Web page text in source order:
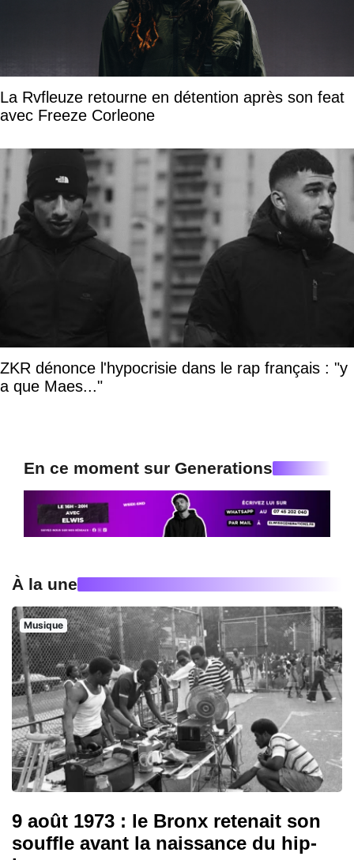
La Rvfleuze retourne en détention après son feat
avec Freeze Corleone
ZKR dénonce l'hypocrisie dans le rap français : "y
a que Maes..."
En ce moment sur Generations
À la une
Musique
9 août 1973 : le Bronx retenait son
souffle avant la naissance du hip-